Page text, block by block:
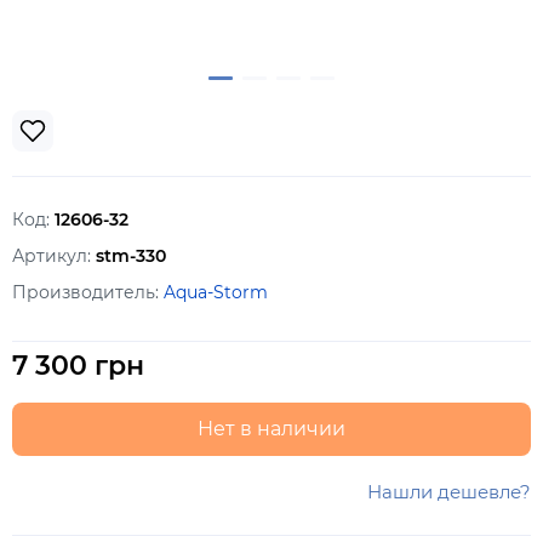
Код: 12606-32
Артикул: stm-330
Производитель: Aqua-Storm
7 300 грн
Нет в наличии
Нашли дешевле?